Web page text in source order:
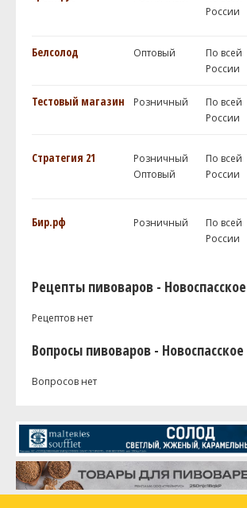
России
Белсолод Оптовый
По всей
России
Тестовый магазин Розничный
По всей
России
Стратегия 21
Розничный
Оптовый
По всей
России
Бир.рф Розничный
По всей
России
Рецепты пивоваров - Новоспасское
Рецептов нет
Вопросы пивоваров - Новоспасское
Вопросов нет